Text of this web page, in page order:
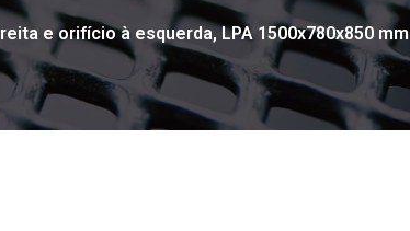
e orifício à esquerda, LPA 1500x780x850 mm